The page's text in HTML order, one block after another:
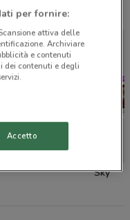
Sky
per fornire:
attiva delle
Archiviare
e contenuti
dei contenuti e degli
Accetto